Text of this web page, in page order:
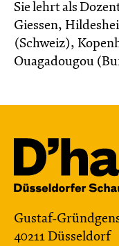
Sie lehrt als
Giessen,
(Schweiz),
Ouagadougou
Gustaf-
40211 Düsseldorf